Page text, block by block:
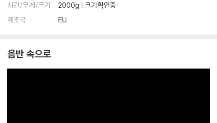
시간/무게/크기
2000g | 크기확인중
제조국
EU
음반 속으로